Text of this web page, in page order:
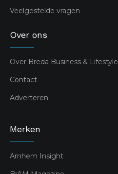
Veelgestelde vragen
Over ons
Over Breda Business & Lifestyle
Contact
Adverteren
Merken
Arnhem Insight